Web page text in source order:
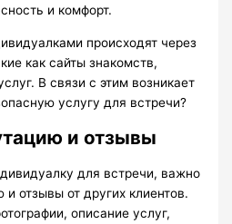
и комфорт.
происходят через
как сайты знакомств,
В связи с этим возникает
услугу для встречи?
и отзывы
для встречи, важно
отзывы от других клиентов.
описание услуг,